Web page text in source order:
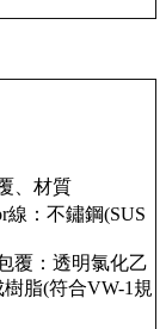
、材質
線：不鏽鋼(SUS
覆：透明氯化乙
脂(符合VW-1規